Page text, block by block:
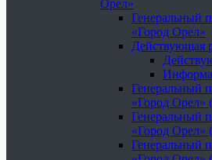
Орел»
Генеральный
«Город Орел»
Действующая
Генеральный
«Город Орел»
Генеральный
«Город Орел»
Генеральный